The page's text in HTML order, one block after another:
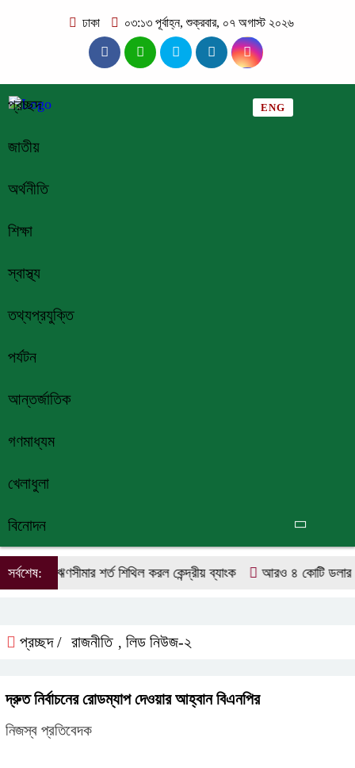
ঢাকা ০৩:১৩ পূর্বাহ্ন, শুক্রবার, ০৭ অগাস্ট ২০২৬
প্রচ্ছদ
জাতীয়
অর্থনীতি
শিক্ষা
স্বাস্থ্য
তথ্যপ্রযুক্তি
পর্যটন
আন্তর্জাতিক
গণমাধ্যম
খেলাধুলা
বিনোদন
ENG
সর্বশেষ:ঋণসীমার শর্ত শিথিল করল কেন্দ্রীয় ব্যাংক আরও ৪ কোটি ডলার
প্রচ্ছদ / রাজনীতি , লিড নিউজ-২
দ্রুত নির্বাচনের রোডম্যাপ দেওয়ার আহ্বান বিএনপির
নিজস্ব প্রতিবেদক